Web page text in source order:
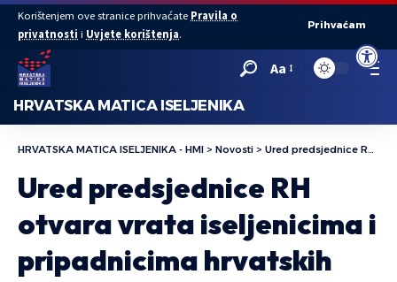
Open
Korištenjem ove stranice prihvaćate Pravila o
privatnosti i Uvjete korištenja.
Prihvaćam
Aa
HRVATSKA MATICA ISELJENIKA
HRVATSKA MATICA ISELJENIKA - HMI > Novosti > Ured predsjednice RH otvara vrata iseljenicima i pripadnicima hrvatskih manjinskih zajednica
Ured predsjednice RH
otvara vrata iseljenicima i
pripadnicima hrvatskih